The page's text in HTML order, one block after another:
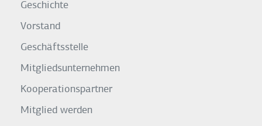
Geschichte
Vorstand
Geschäftsstelle
Mitgliedsunternehmen
Kooperationspartner
Mitglied werden